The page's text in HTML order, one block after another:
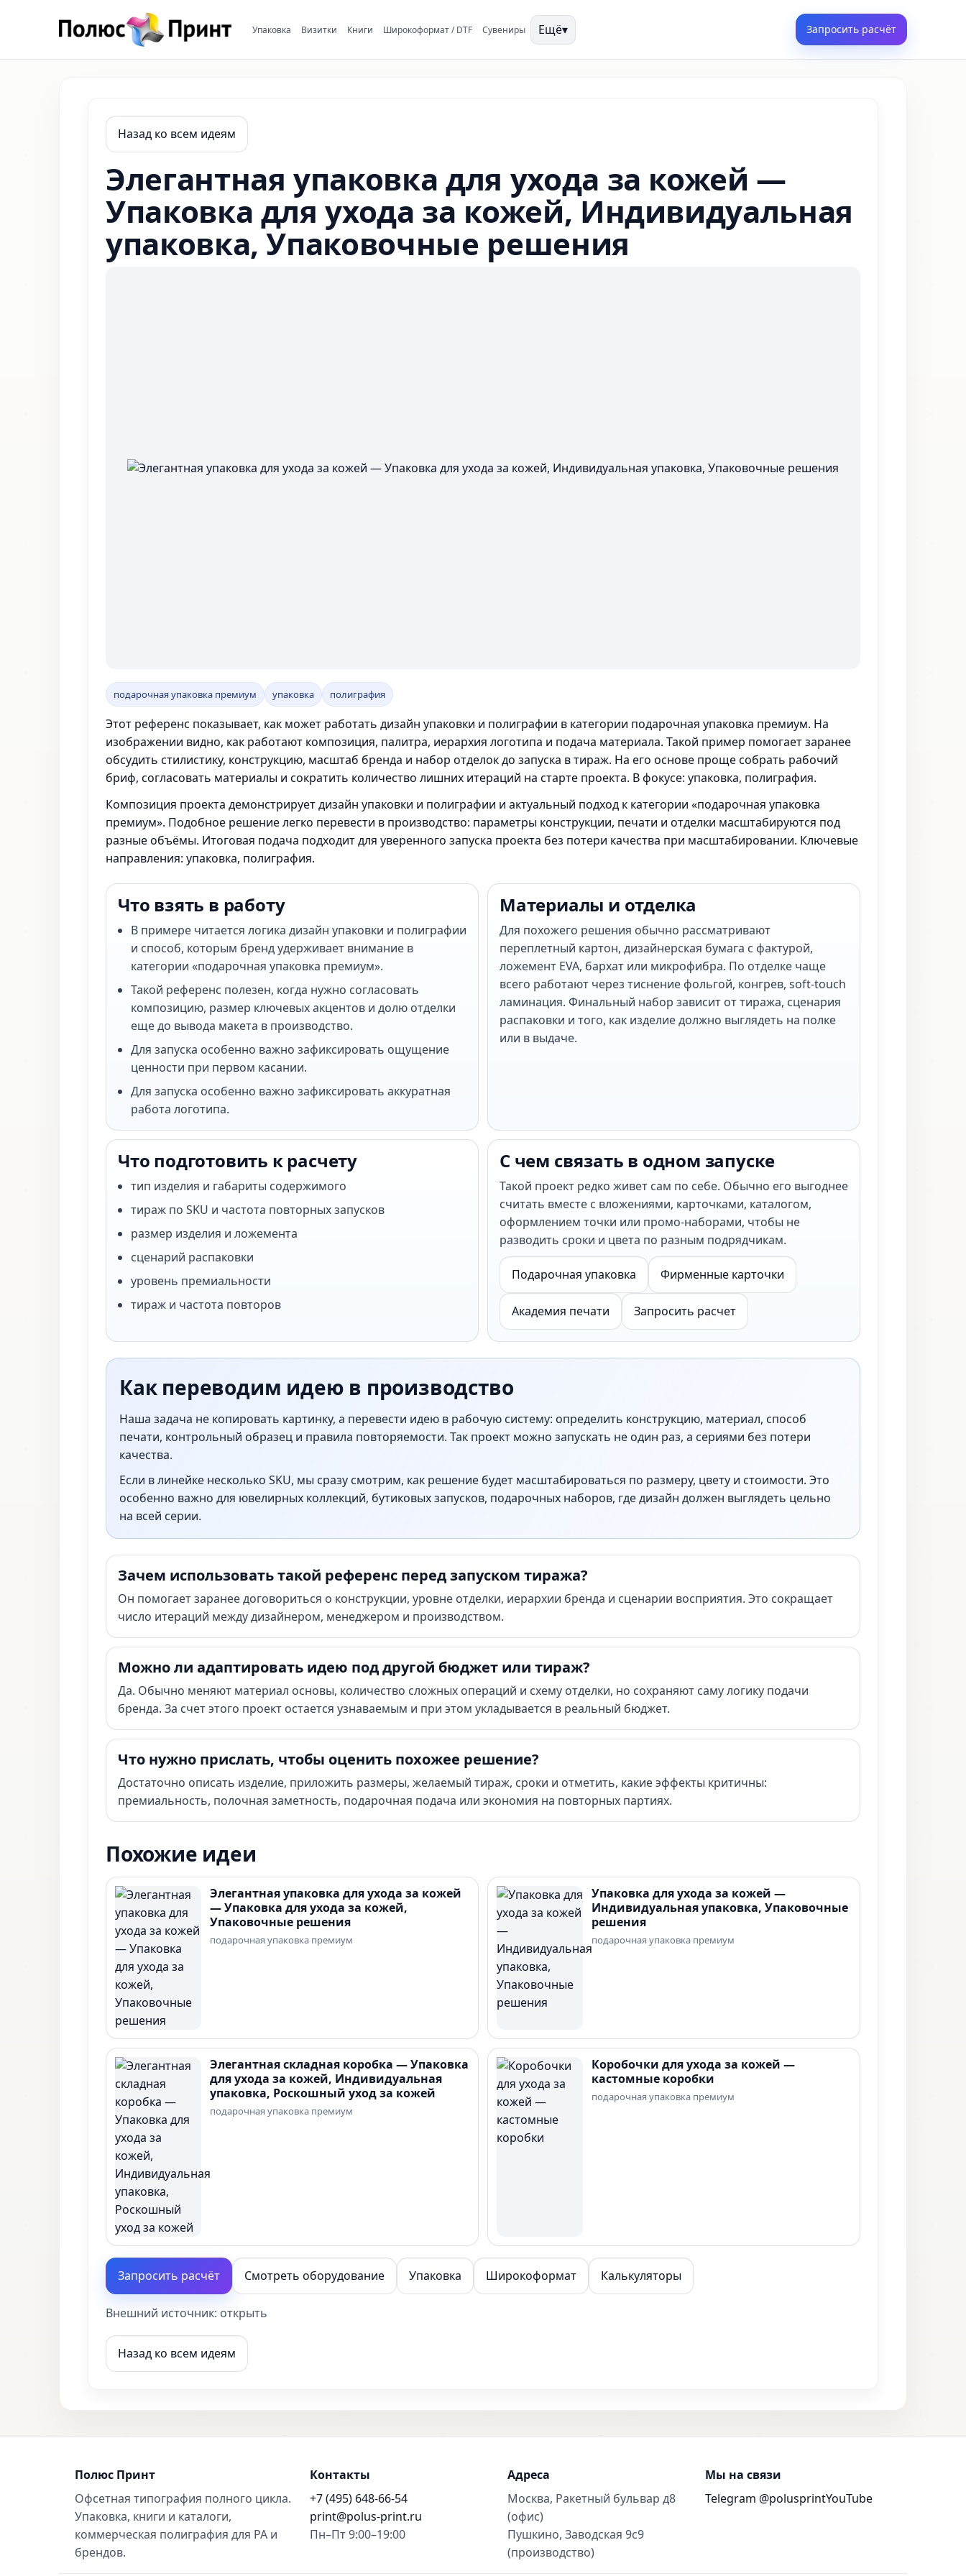
Упаковка Визитки Книги Широкоформат / DTF Сувениры Ещё▾ Запросить расчёт
Назад ко всем идеям
Элегантная упаковка для ухода за кожей —
Упаковка для ухода за кожей, Индивидуальная
упаковка, Упаковочные решения
подарочная упаковка премиум упаковка полиграфия
Этот референс показывает, как может работать дизайн упаковки и полиграфии в категории подарочная упаковка премиум. На
изображении видно, как работают композиция, палитра, иерархия логотипа и подача материала. Такой пример помогает заранее
обсудить стилистику, конструкцию, масштаб бренда и набор отделок до запуска в тираж. На его основе проще собрать рабочий
бриф, согласовать материалы и сократить количество лишних итераций на старте проекта. В фокусе: упаковка, полиграфия.
Композиция проекта демонстрирует дизайн упаковки и полиграфии и актуальный подход к категории «подарочная упаковка
премиум». Подобное решение легко перевести в производство: параметры конструкции, печати и отделки масштабируются под
разные объёмы. Итоговая подача подходит для уверенного запуска проекта без потери качества при масштабировании. Ключевые
направления: упаковка, полиграфия.
Что взять в работу
В примере читается логика дизайн упаковки и полиграфии
и способ, которым бренд удерживает внимание в
категории «подарочная упаковка премиум».
Такой референс полезен, когда нужно согласовать
композицию, размер ключевых акцентов и долю отделки
еще до вывода макета в производство.
Для запуска особенно важно зафиксировать ощущение
ценности при первом касании.
Для запуска особенно важно зафиксировать аккуратная
работа логотипа.
Материалы и отделка
Для похожего решения обычно рассматривают
переплетный картон, дизайнерская бумага с фактурой,
ложемент EVA, бархат или микрофибра. По отделке чаще
всего работают через тиснение фольгой, конгрев, soft-touch
ламинация. Финальный набор зависит от тиража, сценария
распаковки и того, как изделие должно выглядеть на полке
или в выдаче.
Что подготовить к расчету
тип изделия и габариты содержимого
тираж по SKU и частота повторных запусков
размер изделия и ложемента
сценарий распаковки
уровень премиальности
тираж и частота повторов
С чем связать в одном запуске
Такой проект редко живет сам по себе. Обычно его выгоднее
считать вместе с вложениями, карточками, каталогом,
оформлением точки или промо-наборами, чтобы не
разводить сроки и цвета по разным подрядчикам.
Подарочная упаковка Фирменные карточки
Академия печати Запросить расчет
Как переводим идею в производство
Наша задача не копировать картинку, а перевести идею в рабочую систему: определить конструкцию, материал, способ
печати, контрольный образец и правила повторяемости. Так проект можно запускать не один раз, а сериями без потери
качества.
Если в линейке несколько SKU, мы сразу смотрим, как решение будет масштабироваться по размеру, цвету и стоимости. Это
особенно важно для ювелирных коллекций, бутиковых запусков, подарочных наборов, где дизайн должен выглядеть цельно
на всей серии.
Зачем использовать такой референс перед запуском тиража?
Он помогает заранее договориться о конструкции, уровне отделки, иерархии бренда и сценарии восприятия. Это сокращает
число итераций между дизайнером, менеджером и производством.
Можно ли адаптировать идею под другой бюджет или тираж?
Да. Обычно меняют материал основы, количество сложных операций и схему отделки, но сохраняют саму логику подачи
бренда. За счет этого проект остается узнаваемым и при этом укладывается в реальный бюджет.
Что нужно прислать, чтобы оценить похожее решение?
Достаточно описать изделие, приложить размеры, желаемый тираж, сроки и отметить, какие эффекты критичны:
премиальность, полочная заметность, подарочная подача или экономия на повторных партиях.
Похожие идеи
Элегантная упаковка для ухода за кожей
— Упаковка для ухода за кожей,
Упаковочные решения
подарочная упаковка премиум
Упаковка для ухода за кожей —
Индивидуальная упаковка, Упаковочные
решения
подарочная упаковка премиум
Элегантная складная коробка — Упаковка
для ухода за кожей, Индивидуальная
упаковка, Роскошный уход за кожей
подарочная упаковка премиум
Коробочки для ухода за кожей —
кастомные коробки
подарочная упаковка премиум
Запросить расчёт Смотреть оборудование Упаковка Широкоформат Калькуляторы
Внешний источник: открыть
Назад ко всем идеям
Полюс Принт
Офсетная типография полного цикла.
Упаковка, книги и каталоги,
коммерческая полиграфия для РА и
брендов.
Контакты
+7 (495) 648-66-54
print@polus-print.ru
Пн–Пт 9:00–19:00
Адреса
Москва, Ракетный бульвар д8
(офис)
Пушкино, Заводская 9с9
(производство)
Мы на связи
Telegram @polusprintYouTube